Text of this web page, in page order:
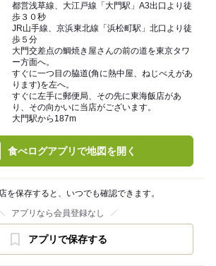
都営浅草線、大江戸線「大門駅」A3出口より徒
歩３０秒
JR山手線、京浜東北線「浜松町駅」北口より徒
歩５分
大門交差点の鯛焼き屋さんの前の道を東京タワ
ー方面へ。
すぐに一つ目の脇道(角に熱中屋、ねじべえがあ
ります)を左へ。
すぐに左手に郵便局、その先に東海飯店があ
り、その向かいに当店がございます。
大門駅から187m
食べログアプリで地図を開く
を保存すると、いつでも確認できます。
アプリなら会員登録なし
アプリで保存する